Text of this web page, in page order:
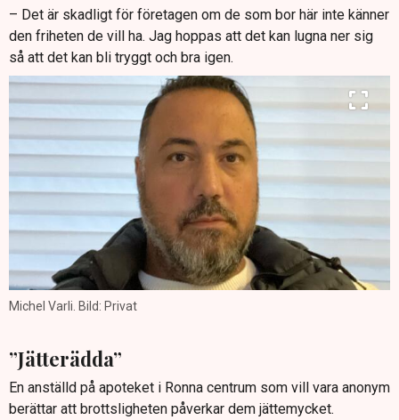
– Det är skadligt för företagen om de som bor här inte känner
den friheten de vill ha. Jag hoppas att det kan lugna ner sig
så att det kan bli tryggt och bra igen.
Michel Varli. Bild: Privat
”Jätterädda”
En anställd på apoteket i Ronna centrum som vill vara anonym
berättar att brottsligheten påverkar dem jättemycket.